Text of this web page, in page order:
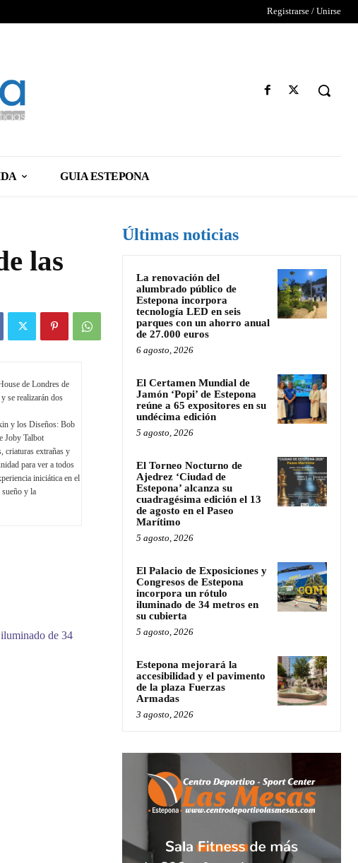
Registrarse / Unirse
GUIA ESTEPONA
las
de Londres de
se realizarán dos
y los Diseños: Bob
Joby Talbot
criaturas extrañas y
para ver a todos
iniciática en el
y la
de 34
Últimas noticias
La renovación del
alumbrado público de
Estepona incorpora
tecnología LED en seis
parques con un ahorro anual
de 27.000 euros
6 agosto, 2026
El Certamen Mundial de
Jamón ‘Popi’ de Estepona
reúne a 65 expositores en su
undécima edición
5 agosto, 2026
El Torneo Nocturno de
Ajedrez ‘Ciudad de
Estepona’ alcanza su
cuadragésima edición el 13
de agosto en el Paseo
Marítimo
5 agosto, 2026
El Palacio de Exposiciones y
Congresos de Estepona
incorpora un rótulo
iluminado de 34 metros en
su cubierta
5 agosto, 2026
Estepona mejorará la
accesibilidad y el pavimento
de la plaza Fuerzas
Armadas
3 agosto, 2026